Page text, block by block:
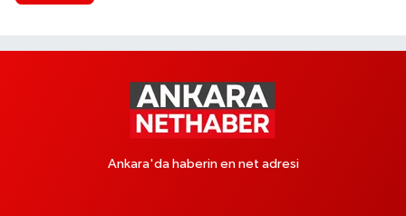
Ankara'da haberin en net adresi